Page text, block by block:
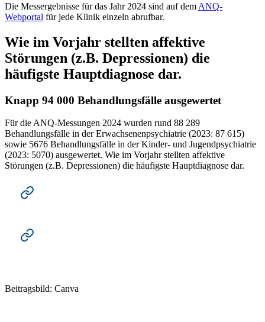
Die Messergebnisse für das Jahr 2024 sind auf dem ANQ-
Webportal für jede Klinik einzeln abrufbar.
Wie im Vorjahr stellten affektive
Störungen (z.B. Depressionen) die
häufigste Hauptdiagnose dar.
Knapp 94 000 Behandlungsfälle ausgewertet
Für die ANQ-Messungen 2024 wurden rund 88 289
Behandlungsfälle in der Erwachsenenpsychiatrie (2023: 87 615)
sowie 5676 Behandlungsfälle in der Kinder- und Jugendpsychiatrie
(2023: 5070) ausgewertet. Wie im Vorjahr stellten affektive
Störungen (z.B. Depressionen) die häufigste Hauptdiagnose dar.
Beitragsbild: Canva